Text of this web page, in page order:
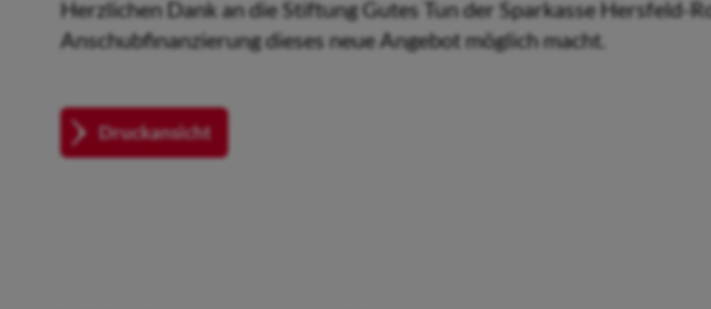
Herzlichen Dank an die Stiftung Gutes Tun der Sparkasse Hersfeld-
Anschubfinanzierung dieses neue Angebot möglich macht.
Druckansicht